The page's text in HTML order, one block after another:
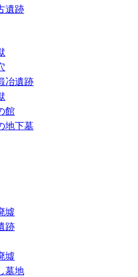
遺跡
冶遺跡
館
地下墓
墟
跡
墟
墓地